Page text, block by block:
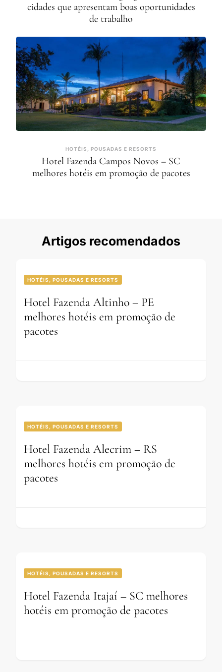
cidades que apresentam boas oportunidades
de trabalho
HOTÉIS, POUSADAS E RESORTS
Hotel Fazenda Campos Novos – SC
melhores hotéis em promoção de pacotes
Artigos recomendados
HOTÉIS, POUSADAS E RESORTS
Hotel Fazenda Altinho – PE
melhores hotéis em promoção de
pacotes
HOTÉIS, POUSADAS E RESORTS
Hotel Fazenda Alecrim – RS
melhores hotéis em promoção de
pacotes
HOTÉIS, POUSADAS E RESORTS
Hotel Fazenda Itajaí – SC melhores
hotéis em promoção de pacotes